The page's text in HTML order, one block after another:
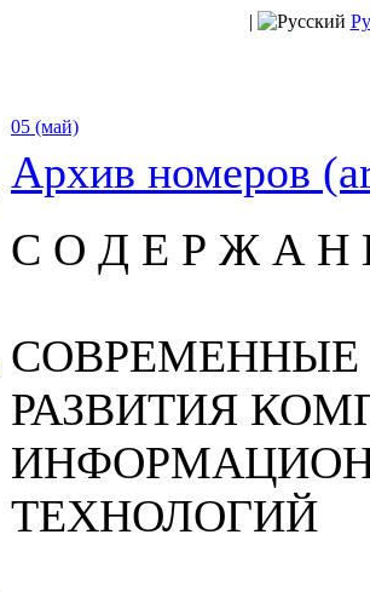
|
05 (май)
Архив номеров
С О Д Е Р Ж А Н
РАЗВИТИЯ
ТЕХНОЛОГИЙ